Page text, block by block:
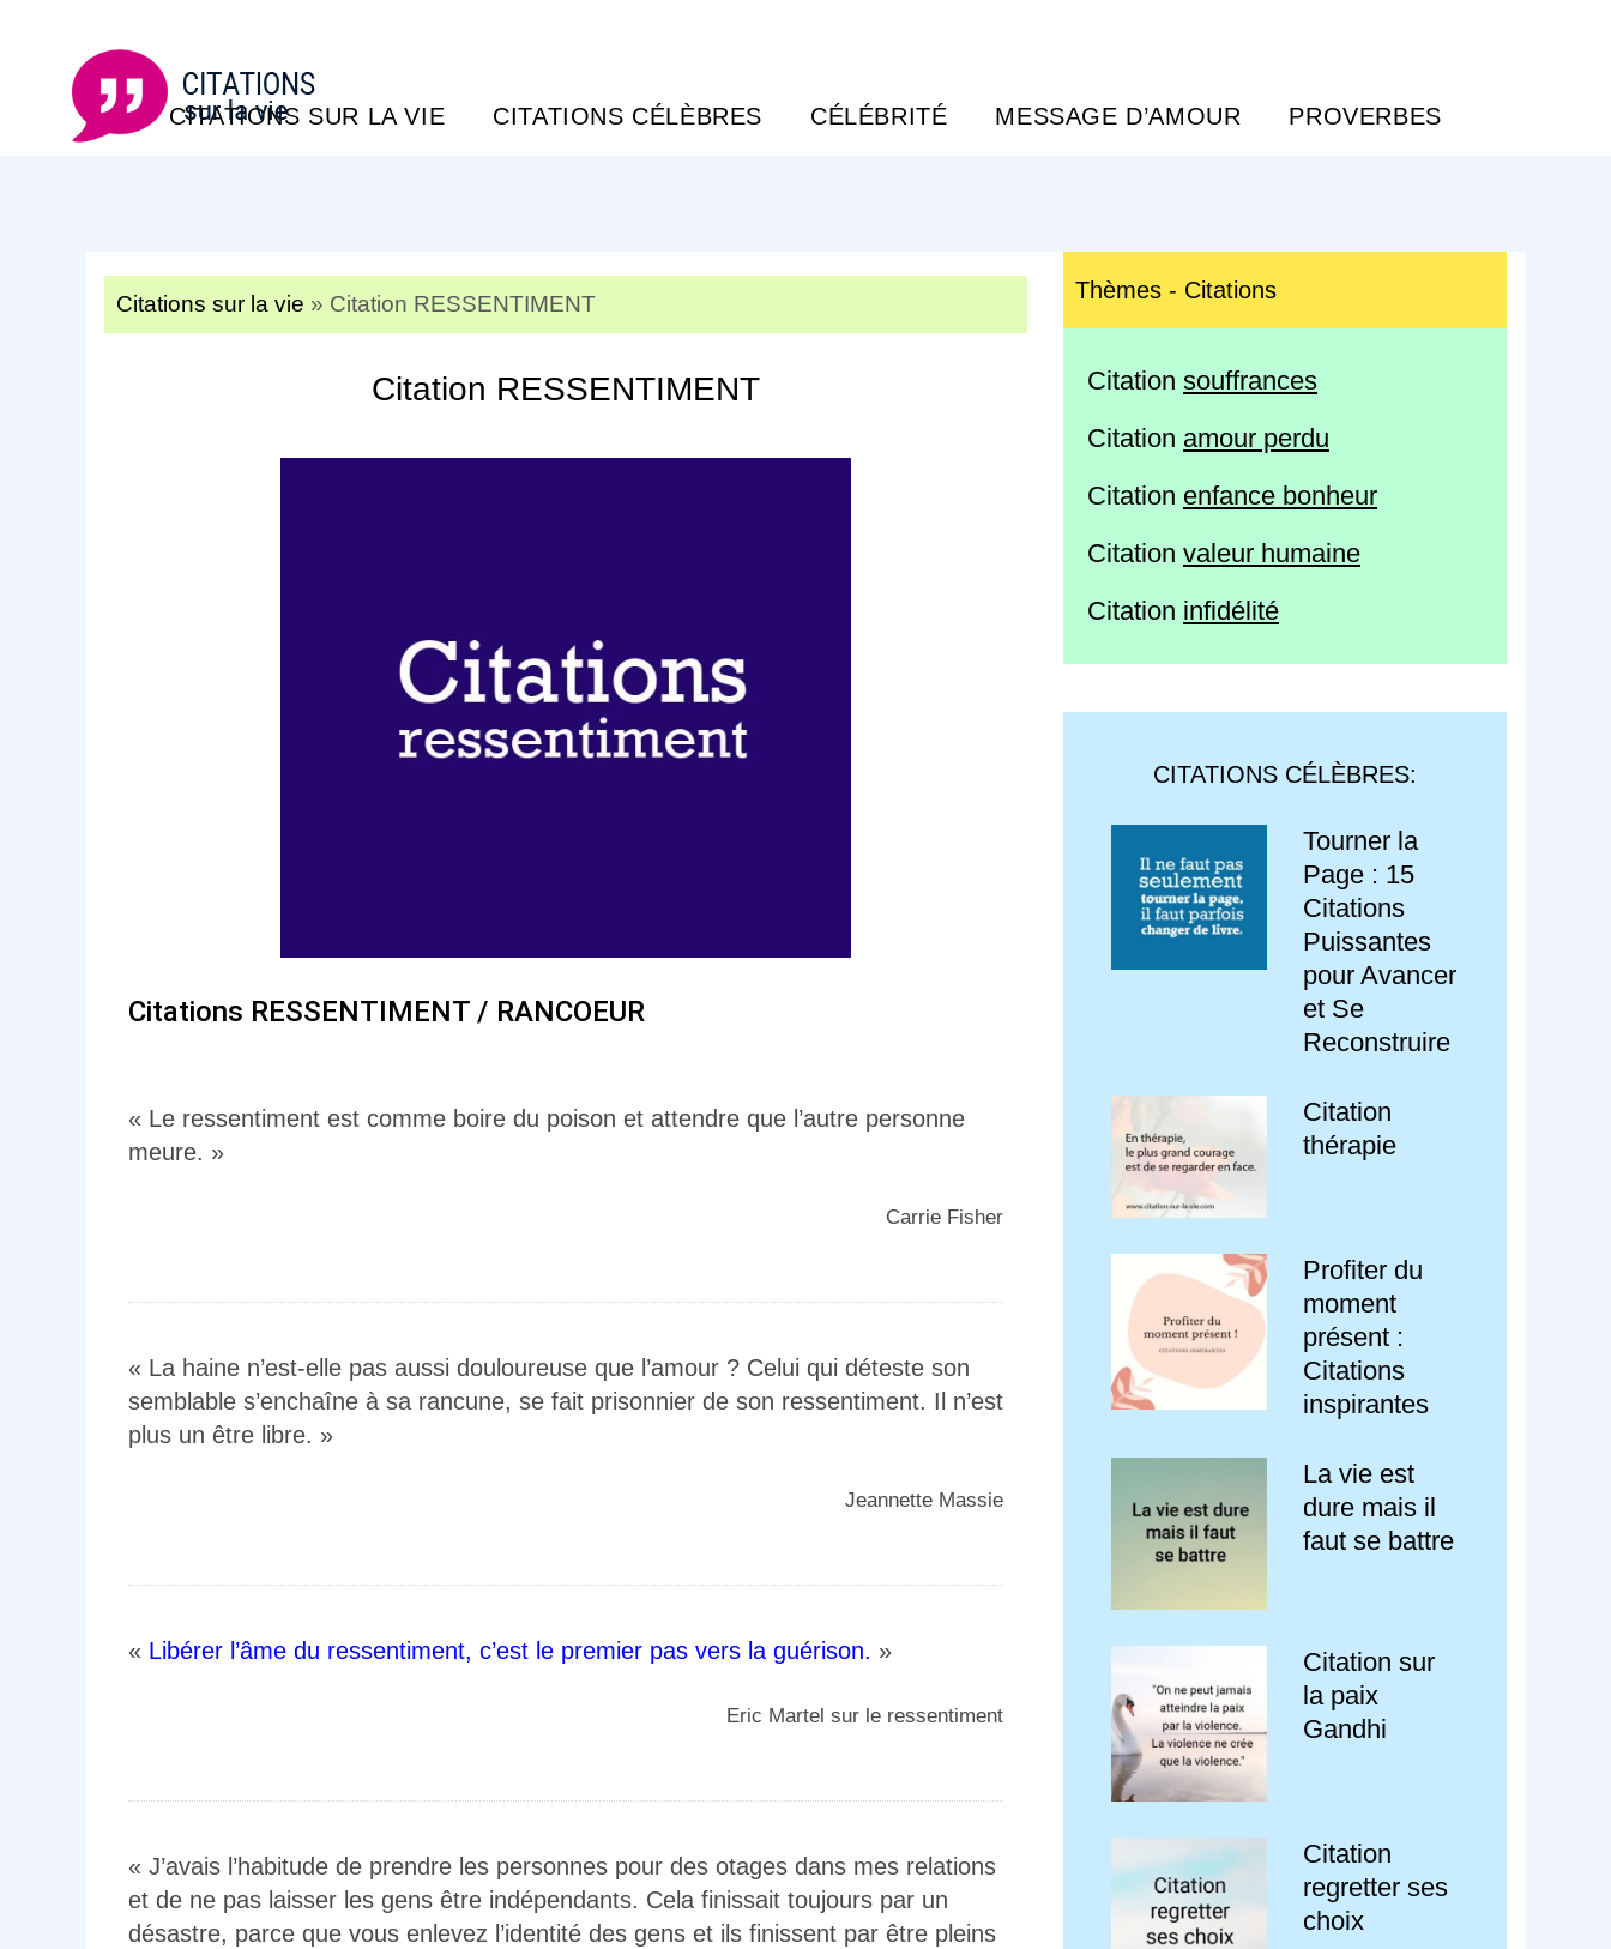
CITATIONS SUR LA VIE CITATIONS CÉLÈBRES CÉLÉBRITÉ MESSAGE D’AMOUR PROVERBES
Citations sur la vie » Citation RESSENTIMENT
Citation RESSENTIMENT
Citations RESSENTIMENT / RANCOEUR
« Le ressentiment est comme boire du poison et attendre que l’autre personne
meure. »
️Carrie Fisher
« La haine n’est-elle pas aussi douloureuse que l’amour ? Celui qui déteste son
semblable s’enchaîne à sa rancune, se fait prisonnier de son ressentiment. Il n’est
plus un être libre. »
️Jeannette Massie
« Libérer l’âme du ressentiment, c’est le premier pas vers la guérison. »
️Eric Martel sur le ressentiment
« J’avais l’habitude de prendre les personnes pour des otages dans mes relations
et de ne pas laisser les gens être indépendants. Cela finissait toujours par un
désastre, parce que vous enlevez l’identité des gens et ils finissent par être pleins
Thèmes - Citations
Citation souffrances
Citation amour perdu
Citation enfance bonheur
Citation valeur humaine
Citation infidélité
CITATIONS CÉLÈBRES:
Tourner la
Page : 15
Citations
Puissantes
pour Avancer
et Se
Reconstruire
Citation
thérapie
Profiter du
moment
présent :
Citations
inspirantes
La vie est
dure mais il
faut se battre
Citation sur
la paix
Gandhi
Citation
regretter ses
choix